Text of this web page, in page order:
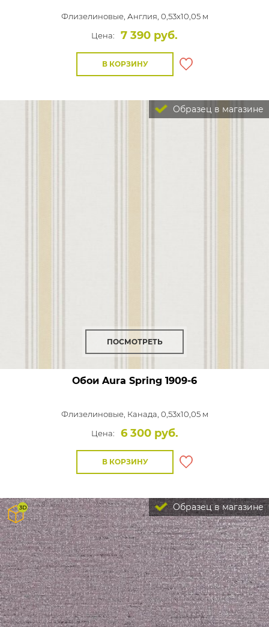
Флизелиновые, Англия, 0,53x10,05 м
Цена:
7 390 руб.
В КОРЗИНУ
Образец в магазине
ПОСМОТРЕТЬ
Обои Aura Spring 1909-6
Флизелиновые, Канада, 0,53x10,05 м
Цена:
6 300 руб.
В КОРЗИНУ
Образец в магазине